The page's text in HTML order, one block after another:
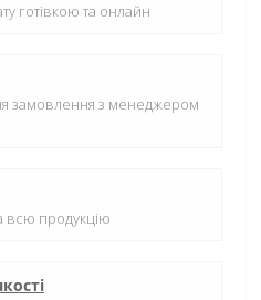
готівкою та онлайн
замовлення з менеджером
всю продукцію